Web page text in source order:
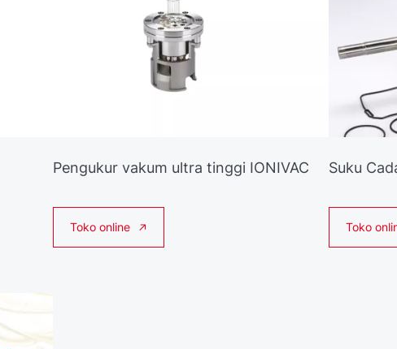
Pengukur vakum ultra tinggi IONIVAC
Toko online
Suku
Toko